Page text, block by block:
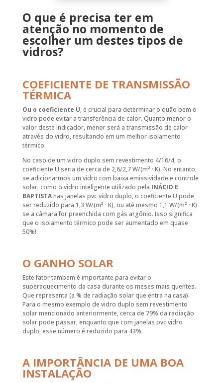
O que é precisa ter em
atenção no momento de
escolher um destes tipos de
vidros?
COEFICIENTE DE TRANSMISSÃO
TÉRMICA
Ou o coeficiente U, é crucial para determinar o quão bem o
vidro pode evitar a transferência de calor. Quanto menor o
valor deste indicador, menor será a transmissão de calor
através do vidro, resultando em um melhor isolamento
térmico.
No caso de um vidro duplo sem revestimento 4/16/4, o
coeficiente U seria de cerca de 2,6/2,7 W/(m² · K). No entanto,
se adicionarmos um vidro com baixa emissividade e controle
solar, como o vidro inteligente utilizado pela INÁCIO E
BAPTISTAnas janelas pvc vidro duplo, o coeficiente U pode
ser reduzido para 1,3 W/(m² · K), ou até mesmo 1,1 W/(m² · K)
se a câmara for preenchida com gás argônio. Isso significa
que o isolamento térmico pode ser aumentado em quase
50%!
O GANHO SOLAR
Este fator também é importante para evitar o
superaquecimento da casa durante os meses mais quentes.
Que representa (a % de radiação solar que entra na casa).
Para o mesmo exemplo de vidro duplo sem revestimento
solar mencionado anteriormente, cerca de 79% da radiação
solar pode passar, enquanto que com janelas pvc vidro
duplo, esse número é reduzido para 43%.
A IMPORTÂNCIA DE UMA BOA
INSTALAÇÃO